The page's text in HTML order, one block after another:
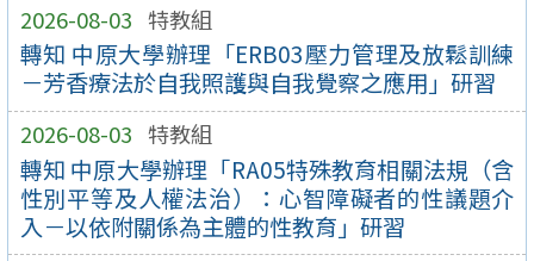
2026-08-03 特教組
轉知 中原大學辦理「ERB03壓力管理及放鬆訓練
－芳香療法於自我照護與自我覺察之應用」研習
2026-08-03 特教組
轉知 中原大學辦理「RA05特殊教育相關法規（含
性別平等及人權法治）：心智障礙者的性議題介
入－以依附關係為主體的性教育」研習